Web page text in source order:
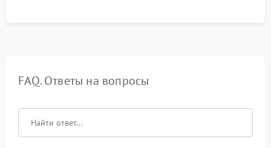
FAQ. Ответы на вопросы